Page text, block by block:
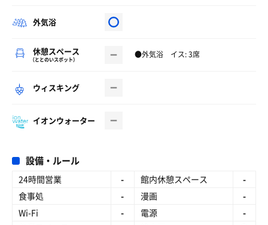
外気浴
休憩スペース
（ととのいスポット） ●外気浴 イス: 3席
ウィスキング
イオンウォーター
設備・ルール
24時間営業 - 館内休憩スペース
-
食事処
- 漫画
-
Wi-Fi
- 電源
-